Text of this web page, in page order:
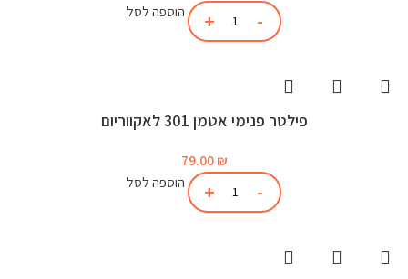
הוספה לסל
פילטר פנימי אטמן 301 לאקווריום
79.00 ₪
הוספה לסל